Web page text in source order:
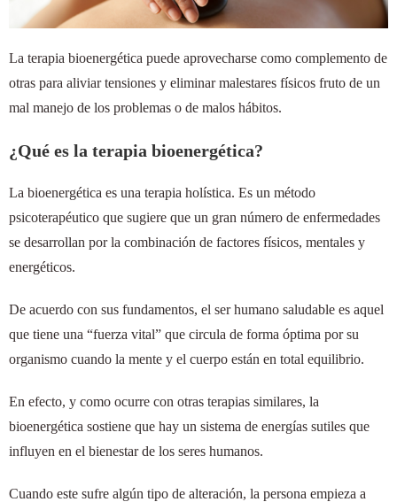
La terapia bioenergética puede aprovecharse como complemento de
otras para aliviar tensiones y eliminar malestares físicos fruto de un
mal manejo de los problemas o de malos hábitos.
¿Qué es la terapia bioenergética?
La bioenergética es una terapia holística. Es un método
psicoterapéutico que sugiere que un gran número de enfermedades
se desarrollan por la combinación de factores físicos, mentales y
energéticos.
De acuerdo con sus fundamentos, el ser humano saludable es aquel
que tiene una “fuerza vital” que circula de forma óptima por su
organismo cuando la mente y el cuerpo están en total equilibrio.
En efecto, y como ocurre con otras terapias similares, la
bioenergética sostiene que hay un sistema de energías sutiles que
influyen en el bienestar de los seres humanos.
Cuando este sufre algún tipo de alteración, la persona empieza a